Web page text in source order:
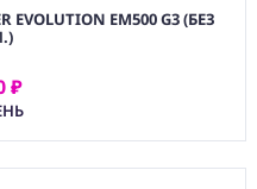
EM500 G3 (БЕЗ
₽